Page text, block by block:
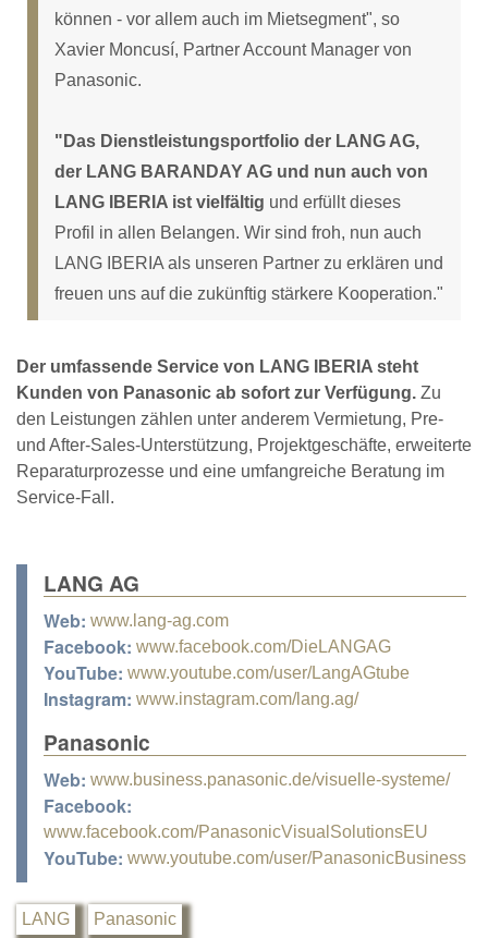
können - vor allem auch im Mietsegment", so
Xavier Moncusí, Partner Account Manager von
Panasonic.
"Das Dienstleistungsportfolio der LANG AG,
der LANG BARANDAY AG und nun auch von
LANG IBERIA ist vielfältig und erfüllt dieses
Profil in allen Belangen. Wir sind froh, nun auch
LANG IBERIA als unseren Partner zu erklären und
freuen uns auf die zukünftig stärkere Kooperation."
Der umfassende Service von LANG IBERIA steht
Kunden von Panasonic ab sofort zur Verfügung. Zu
den Leistungen zählen unter anderem Vermietung, Pre-
und After-Sales-Unterstützung, Projektgeschäfte, erweiterte
Reparaturprozesse und eine umfangreiche Beratung im
Service-Fall.
LANG AG
Web: www.lang-ag.com
Facebook: www.facebook.com/DieLANGAG
YouTube: www.youtube.com/user/LangAGtube
Instagram: www.instagram.com/lang.ag/
Panasonic
Web: www.business.panasonic.de/visuelle-systeme/
Facebook:
www.facebook.com/PanasonicVisualSolutionsEU
YouTube: www.youtube.com/user/PanasonicBusiness
LANG Panasonic